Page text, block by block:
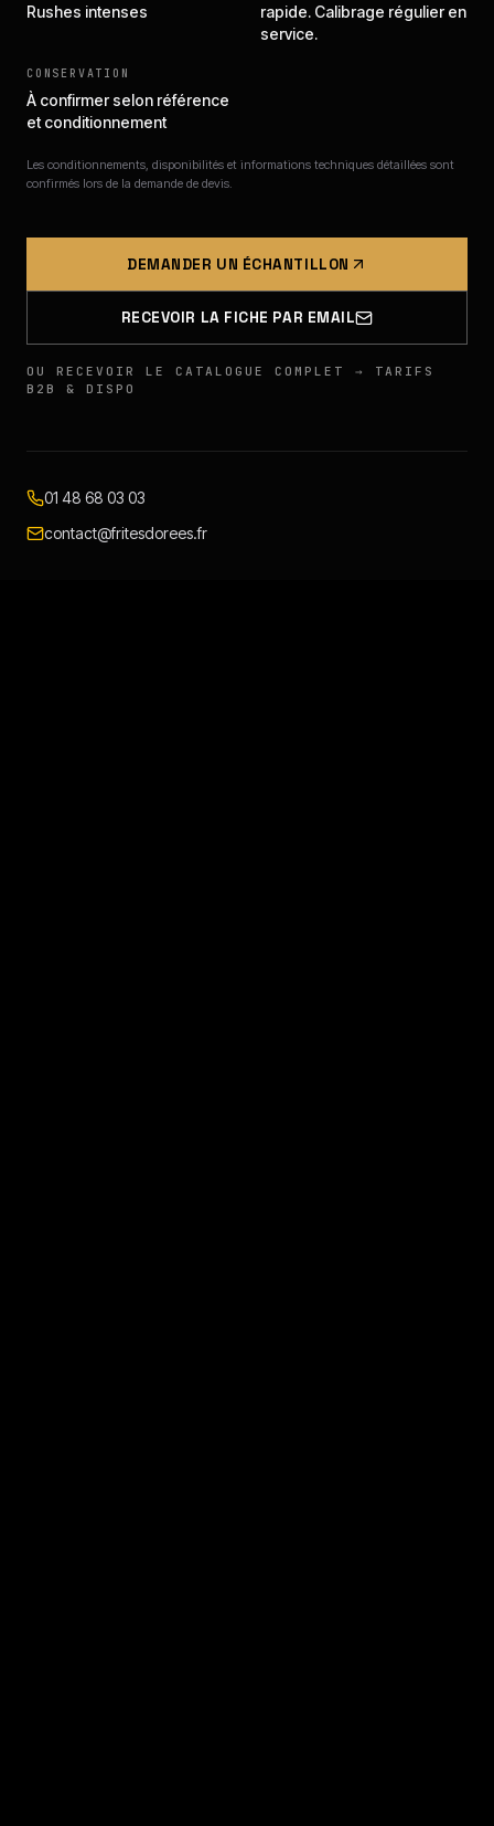
Rushes intenses
rapide. Calibrage régulier en
service.
CONSERVATION
À confirmer selon référence
et conditionnement
Les conditionnements, disponibilités et informations techniques détaillées sont
confirmés lors de la demande de devis.
DEMANDER UN ÉCHANTILLON
RECEVOIR LA FICHE PAR EMAIL
OU RECEVOIR LE CATALOGUE COMPLET → TARIFS
B2B & DISPO
01 48 68 03 03
contact@fritesdorees.fr